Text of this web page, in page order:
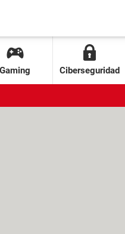
Gaming Ciberseguridad